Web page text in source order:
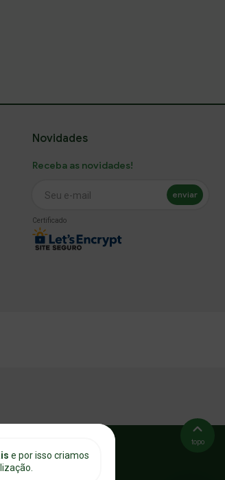
Novidades
Receba as novidades!
Seu e-mail enviar
Certificado
topo
e por isso criamos